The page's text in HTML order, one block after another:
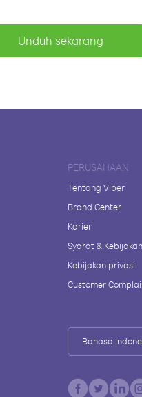
Unduh sekarang
PERUSAHAAN
Tentang Viber
Brand Center
Karier
Syarat & Kebijakan
Kebijakan privasi
Customer
Bahasa